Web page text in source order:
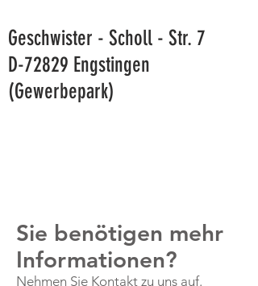
Sie benötigen mehr
Informationen?
Nehmen Sie Kontakt zu uns auf.
Geschwister - Scholl - Str. 7
D-72829 Engstingen
(Gewerbepark)